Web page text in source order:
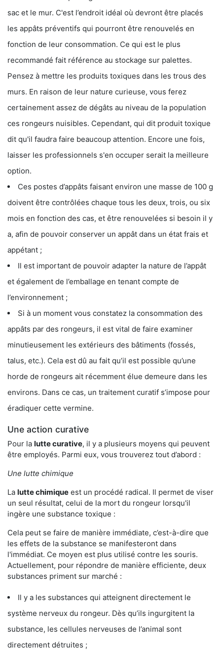
sac et le mur. C'est l’endroit idéal où devront être placés
les appâts préventifs qui pourront être renouvelés en
fonction de leur consommation. Ce qui est le plus
recommandé fait référence au stockage sur palettes.
Pensez à mettre les produits toxiques dans les trous des
murs. En raison de leur nature curieuse, vous ferez
certainement assez de dégâts au niveau de la population
ces rongeurs nuisibles. Cependant, qui dit produit toxique
dit qu'il faudra faire beaucoup attention. Encore une fois,
laisser les professionnels s'en occuper serait la meilleure
option.
Ces postes d’appâts faisant environ une masse de 100 g
doivent être contrôlées chaque tous les deux, trois, ou six
mois en fonction des cas, et être renouvelées si besoin il y
a, afin de pouvoir conserver un appât dans un état frais et
appétant ;
Il est important de pouvoir adapter la nature de l’appât
et également de l’emballage en tenant compte de
l’environnement ;
Si à un moment vous constatez la consommation des
appâts par des rongeurs, il est vital de faire examiner
minutieusement les extérieurs des bâtiments (fossés,
talus, etc.). Cela est dû au fait qu’il est possible qu’une
horde de rongeurs ait récemment élue demeure dans les
environs. Dans ce cas, un traitement curatif s’impose pour
éradiquer cette vermine.
Une action curative
Pour la lutte curative, il y a plusieurs moyens qui peuvent
être employés. Parmi eux, vous trouverez tout d’abord :
Une lutte chimique
La lutte chimique est un procédé radical. Il permet de viser
un seul résultat, celui de la mort du rongeur lorsqu'il
ingère une substance toxique :
Cela peut se faire de manière immédiate, c’est-à-dire que
les effets de la substance se manifesteront dans
l'immédiat. Ce moyen est plus utilisé contre les souris.
Actuellement, pour répondre de manière efficiente, deux
substances priment sur marché :
Il y a les substances qui atteignent directement le
système nerveux du rongeur. Dès qu’ils ingurgitent la
substance, les cellules nerveuses de l’animal sont
directement détruites ;